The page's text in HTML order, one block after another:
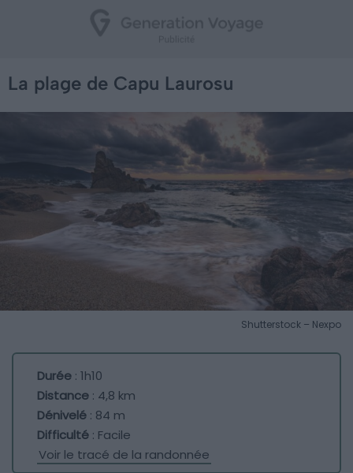
La plage de Capu Laurosu
Shutterstock – Nexpo
Durée : 1h10
Distance : 4,8 km
Dénivelé : 84 m
Difficulté : Facile
Voir le tracé de la randonnée